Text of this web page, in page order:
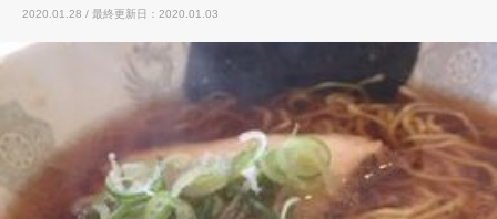
2020.01.28 / 最終更新日：2020.01.03